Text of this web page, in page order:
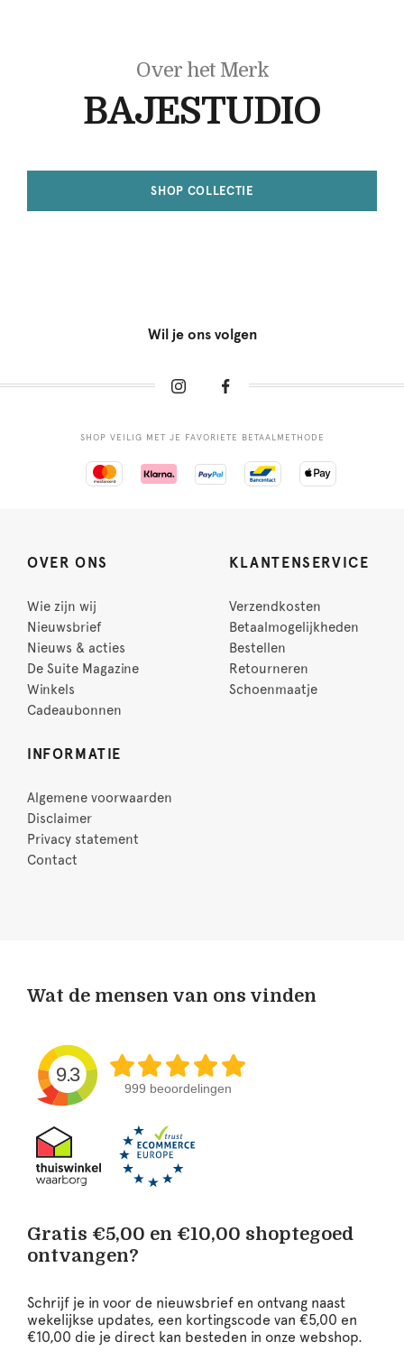
Over het Merk
BAJESTUDIO
SHOP COLLECTIE
Wil je ons volgen
SHOP VEILIG MET JE FAVORIETE BETAALMETHODE
OVER ONS
Wie zijn wij
Nieuwsbrief
Nieuws & acties
De Suite Magazine
Winkels
Cadeaubonnen
KLANTENSERVICE
Verzendkosten
Betaalmogelijkheden
Bestellen
Retourneren
Schoenmaatje
INFORMATIE
Algemene voorwaarden
Disclaimer
Privacy statement
Contact
Wat de mensen van ons vinden
9.3
999 beoordelingen
Gratis €5,00 en €10,00 shoptegoed
ontvangen?
Schrijf je in voor de nieuwsbrief en ontvang naast
wekelijkse updates, een kortingscode van €5,00 en
€10,00 die je direct kan besteden in onze webshop.